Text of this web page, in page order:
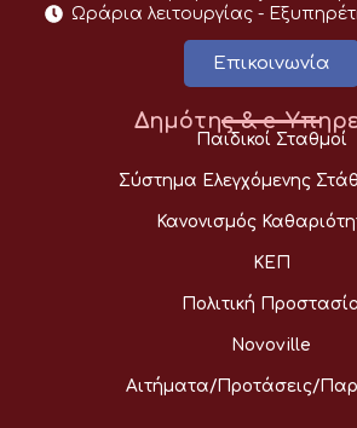
Ωράρια λειτουργίας -
Επικοινωνία
Δημότης & e-
Παιδικοί Σταθμοί
Σύστημα Ελεγχόμενης
Κανονισμός
ΚΕΠ
Πολιτική
Novoville
Αιτήματα/Προτάσεις/